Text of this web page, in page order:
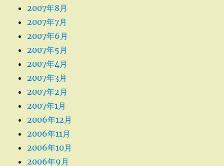
2007年8月
2007年7月
2007年6月
2007年5月
2007年4月
2007年3月
2007年2月
2007年1月
2006年12月
2006年11月
2006年10月
2006年9月